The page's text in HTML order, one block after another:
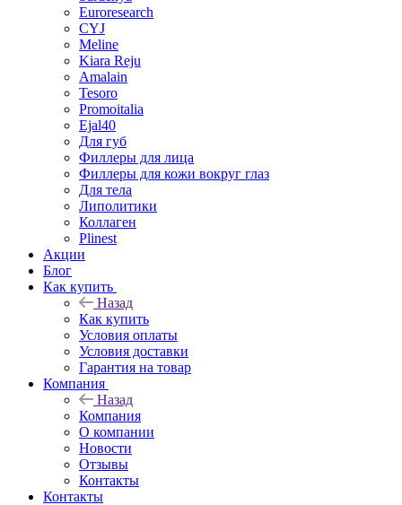
Euroresearch
CYJ
Meline
Kiara Reju
Amalain
Tesoro
Promoitalia
Ejal40
Для губ
Филлеры для лица
Филлеры для кожи вокруг глаз
Для тела
Липолитики
Коллаген
Plinest
Акции
Блог
Как купить
Назад
Как купить
Условия оплаты
Условия доставки
Гарантия на товар
Компания
Назад
Компания
О компании
Новости
Отзывы
Контакты
Контакты